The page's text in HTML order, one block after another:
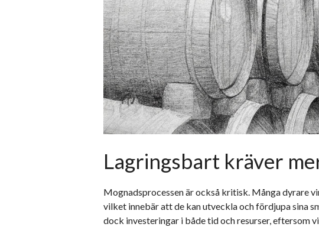
Lagringsbart kräver
Mognadsprocessen är också kritisk. Många dyrare
vilket innebär att de kan utveckla och fördjupa sina
dock investeringar i både tid och resurser, eftersom